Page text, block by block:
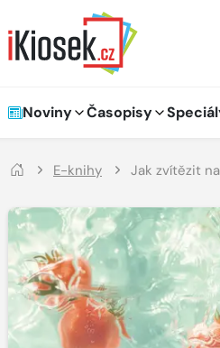
Noviny Časopisy
E-knihy Jak zvítězit